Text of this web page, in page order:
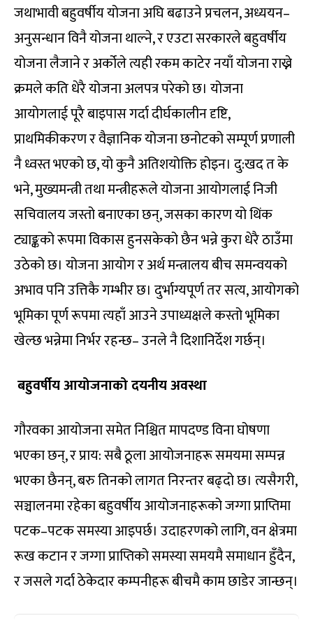
जथाभावी बहुवर्षीय योजना अघि बढाउने प्रचलन, अध्ययन–
अनुसन्धान विनै योजना थाल्ने, र एउटा सरकारले बहुवर्षीय
योजना लैजाने र अर्कोले त्यही रकम काटेर नयाँ योजना राख्ने
क्रमले कति धेरै योजना अलपत्र परेको छ। योजना
आयोगलाई पूरै बाइपास गर्दा दीर्घकालीन दृष्टि,
प्राथमिकीकरण र वैज्ञानिक योजना छनोटको सम्पूर्ण प्रणाली
नै ध्वस्त भएको छ, यो कुनै अतिशयोक्ति होइन। दु:खद त के
भने, मुख्यमन्त्री तथा मन्त्रीहरूले योजना आयोगलाई निजी
सचिवालय जस्तो बनाएका छन्, जसका कारण यो थिंक
ट्याङ्कको रूपमा विकास हुनसकेको छैन भन्ने कुरा धेरै ठाउँमा
उठेको छ। योजना आयोग र अर्थ मन्त्रालय बीच समन्वयको
अभाव पनि उत्तिकै गम्भीर छ। दुर्भाग्यपूर्ण तर सत्य, आयोगको
भूमिका पूर्ण रूपमा त्यहाँ आउने उपाध्यक्षले कस्तो भूमिका
खेल्छ भन्नेमा निर्भर रहन्छ– उनले नै दिशानिर्देश गर्छन्।
बहुवर्षीय आयोजनाको दयनीय अवस्था
गौरवका आयोजना समेत निश्चित मापदण्ड विना घोषणा
भएका छन्, र प्राय: सबै ठूला आयोजनाहरू समयमा सम्पन्न
भएका छैनन्, बरु तिनको लागत निरन्तर बढ्दो छ। त्यसैगरी,
सञ्चालनमा रहेका बहुवर्षीय आयोजनाहरूको जग्गा प्राप्तिमा
पटक–पटक समस्या आइपर्छ। उदाहरणको लागि, वन क्षेत्रमा
रूख कटान र जग्गा प्राप्तिको समस्या समयमै समाधान हुँदैन,
र जसले गर्दा ठेकेदार कम्पनीहरू बीचमै काम छाडेर जान्छन्।